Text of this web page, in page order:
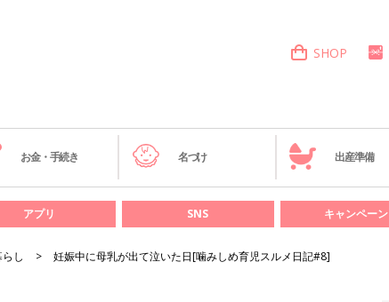
SHOP
お金・手続き 名づけ 出産準備
アプリ SNS キャンペーン
し 妊娠中に母乳が出て泣いた日[噛みしめ育児スルメ日記#8]